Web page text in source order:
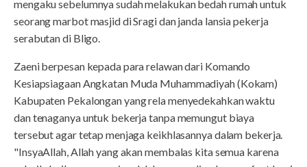
mengaku sebelumnya sudah melakukan bedah rumah untuk
seorang marbot masjid di Sragi dan janda lansia pekerja
serabutan di Bligo.
Zaeni berpesan kepada para relawan dari Komando
Kesiapsiagaan Angkatan Muda Muhammadiyah (Kokam)
Kabupaten Pekalongan yang rela menyedekahkan waktu
dan tenaganya untuk bekerja tanpa memungut biaya
tersebut agar tetap menjaga keikhlasannya dalam bekerja.
"InsyaAllah, Allah yang akan membalas kita semua karena